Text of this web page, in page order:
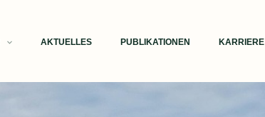
AKTUELLES PUBLIKATIONEN KARRIERE